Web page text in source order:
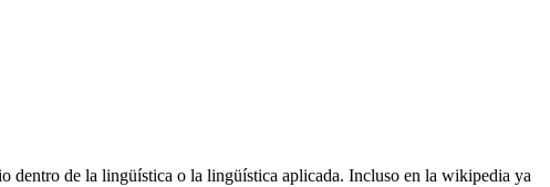
de la lingüística o la lingüística aplicada. Incluso en la wikipedia ya